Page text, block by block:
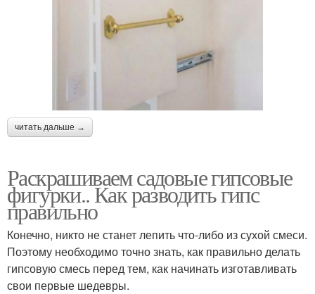
читать дальше →
Раскрашиваем садовые гипсовые
фигурки.. Как разводить гипс
правильно
Конечно, никто не станет лепить что-либо из сухой смеси.
Поэтому необходимо точно знать, как правильно делать
гипсовую смесь перед тем, как начинать изготавливать
свои первые шедевры.